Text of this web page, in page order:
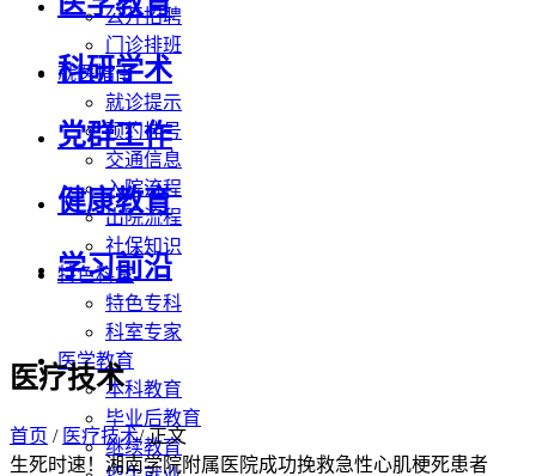
公开招聘
门诊排班
就医指南
就诊提示
预约挂号
交通信息
入院流程
出院流程
社保知识
特色科室
特色专科
科室专家
医学教育
本科教育
毕业后教育
继续教育
科研学术
党群工作
健康教育
学习前沿
医疗技术
首页 / 医疗技术/ 正文
生死时速！湘南学院附属医院成功挽救急性心肌梗死患者